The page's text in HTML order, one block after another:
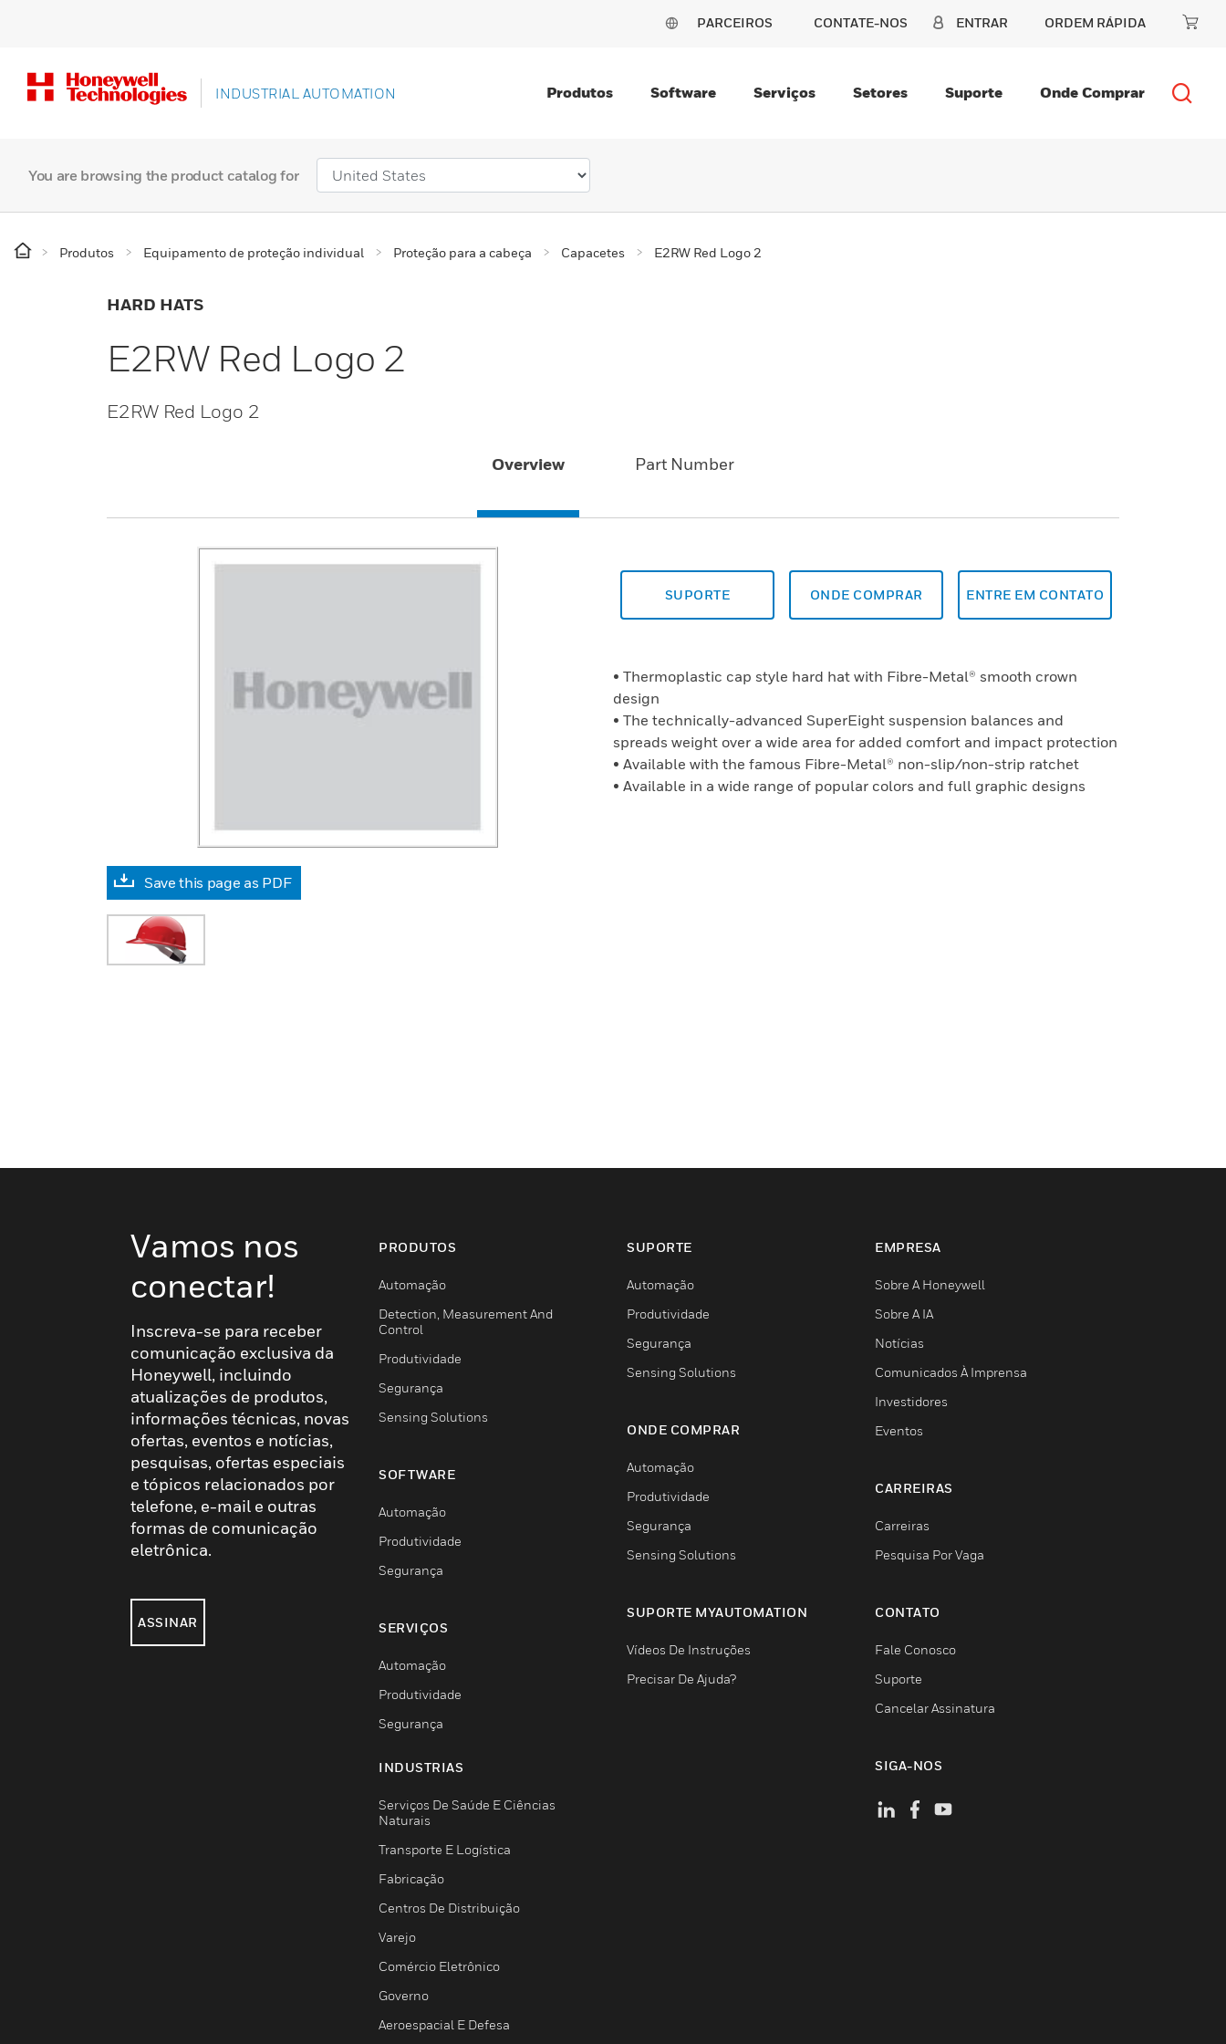
PARCEIROS CONTATE-NOS ENTRAR ORDEM RÁPIDA
INDUSTRIAL AUTOMATION Produtos Software Serviços Setores Suporte Onde Comprar
You are browsing the product catalog for
Produtos Equipamento de proteção individual Proteção para a cabeça Capacetes E2RW Red Logo 2
HARD HATS
E2RW Red Logo 2
E2RW Red Logo 2
Overview Part Number
Save this page as PDF
SUPORTE ONDE COMPRAR ENTRE EM CONTATO
• Thermoplastic cap style hard hat with Fibre-Metal® smooth crown
design
• The technically-advanced SuperEight suspension balances and
spreads weight over a wide area for added comfort and impact protection
• Available with the famous Fibre-Metal® non-slip/non-strip ratchet
• Available in a wide range of popular colors and full graphic designs
Vamos nos
conectar!
Inscreva-se para receber
comunicação exclusiva da
Honeywell, incluindo
atualizações de produtos,
informações técnicas, novas
ofertas, eventos e notícias,
pesquisas, ofertas especiais
e tópicos relacionados por
telefone, e-mail e outras
formas de comunicação
eletrônica.
ASSINAR
PRODUTOS
Automação
Detection, Measurement And
Control
Produtividade
Segurança
Sensing Solutions
SOFTWARE
Automação
Produtividade
Segurança
SERVIÇOS
Automação
Produtividade
Segurança
INDUSTRIAS
Serviços De Saúde E Ciências
Naturais
Transporte E Logística
Fabricação
Centros De Distribuição
Varejo
Comércio Eletrônico
Governo
Aeroespacial E Defesa
SUPORTE
Automação
Produtividade
Segurança
Sensing Solutions
ONDE COMPRAR
Automação
Produtividade
Segurança
Sensing Solutions
SUPORTE MYAUTOMATION
Vídeos De Instruções
Precisar De Ajuda?
EMPRESA
Sobre A Honeywell
Sobre A IA
Notícias
Comunicados À Imprensa
Investidores
Eventos
CARREIRAS
Carreiras
Pesquisa Por Vaga
CONTATO
Fale Conosco
Suporte
Cancelar Assinatura
SIGA-NOS